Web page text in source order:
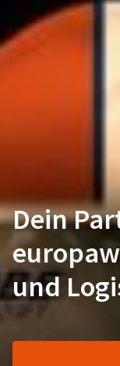
Dein
und